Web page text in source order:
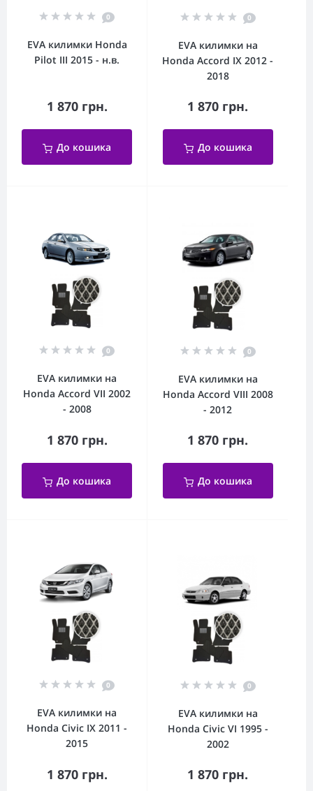
0
EVA килимки Honda
Pilot III 2015 - н.в.
1 870 грн.
До кошика
0
EVA килимки на
Honda Accord IX 2012 -
2018
1 870 грн.
До кошика
0
EVA килимки на
Honda Accord VII 2002
- 2008
1 870 грн.
До кошика
0
EVA килимки на
Honda Accord VIII 2008
- 2012
1 870 грн.
До кошика
0
EVA килимки на
Honda Civic IX 2011 -
2015
1 870 грн.
0
EVA килимки на
Honda Civic VI 1995 -
2002
1 870 грн.